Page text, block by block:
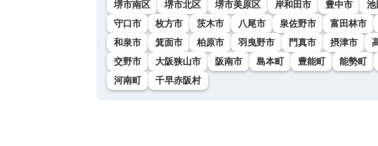
堺市南区
堺市北区 堺市美原区 岸和田市 豊中市 池
守口市
枚方市 茨木市 八尾市 泉佐野市 富田林市
和泉市
箕面市 柏原市 羽曳野市 門真市 摂津市
交野市
大阪狭山市 阪南市 島本町 豊能町 能勢町
河南町
千早赤阪村